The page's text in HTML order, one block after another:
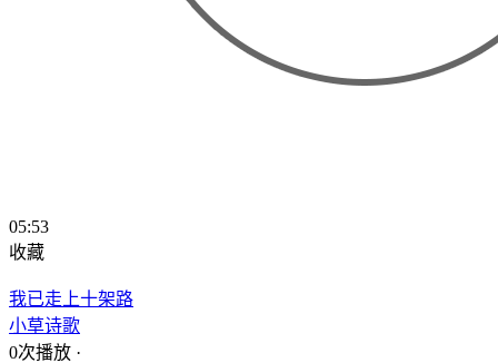
05:53
收藏
我已走上十架路
小草诗歌
0次播放 ·